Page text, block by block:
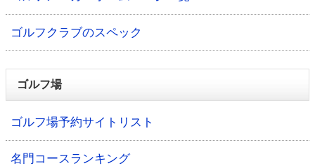
ゴルフクラブのスペック
ゴルフ場
ゴルフ場予約サイトリスト
名門コースランキング